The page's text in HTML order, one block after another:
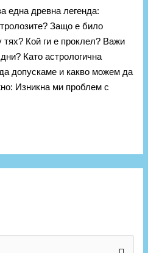
една древна легенда:
Защо е било
тях? Кой ги е проклел? Важи
Като астрологична
допускаме и какво можем да
Изникна ми проблем с